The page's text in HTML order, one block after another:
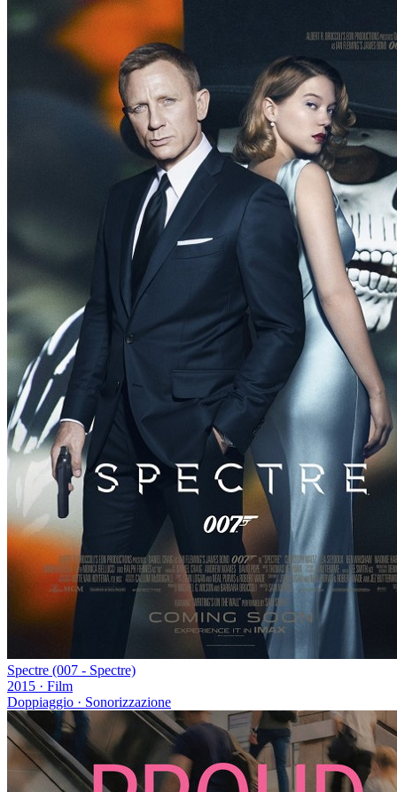
Spectre (007 - Spectre)
2015 · Film
Doppiaggio · Sonorizzazione